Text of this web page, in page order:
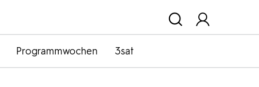
Programmwochen 3sat